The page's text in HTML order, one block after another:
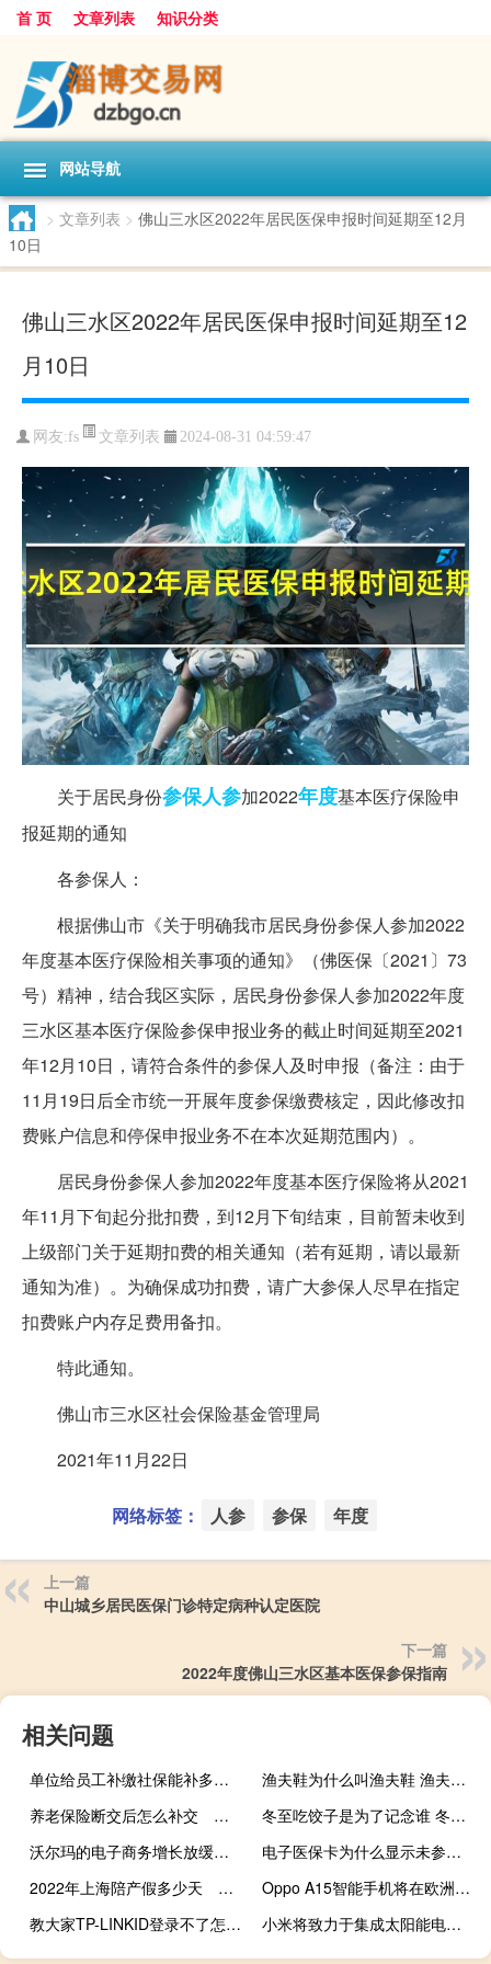
首 页 文章列表 知识分类
网站导航
> 文章列表 > 佛山三水区2022年居民医保申报时间延期至12月
10日
佛山三水区2022年居民医保申报时间延期至12
月10日
网友:fs 文章列表 2024-08-31 04:59:47
关于居民身份参保人参加2022年度基本医疗保险申
报延期的通知
各参保人：
根据佛山市《关于明确我市居民身份参保人参加2022
年度基本医疗保险相关事项的通知》（佛医保〔2021〕73
号）精神，结合我区实际，居民身份参保人参加2022年度
三水区基本医疗保险参保申报业务的截止时间延期至2021
年12月10日，请符合条件的参保人及时申报（备注：由于
11月19日后全市统一开展年度参保缴费核定，因此修改扣
费账户信息和停保申报业务不在本次延期范围内）。
居民身份参保人参加2022年度基本医疗保险将从2021
年11月下旬起分批扣费，到12月下旬结束，目前暂未收到
上级部门关于延期扣费的相关通知（若有延期，请以最新
通知为准）。为确保成功扣费，请广大参保人尽早在指定
扣费账户内存足费用备扣。
特此通知。
佛山市三水区社会保险基金管理局
2021年11月22日
网络标签： 人参 参保 年度
上一篇
中山城乡居民医保门诊特定病种认定医院
下一篇
2022年度佛山三水区基本医保参保指南
相关问题
单位给员工补缴社保能补多长时间单位给员工补缴社保需要多少钱
渔夫鞋为什么叫渔夫鞋 渔夫鞋的简介
养老保险断交后怎么补交 交多少钱
冬至吃饺子是为了记念谁 冬至吃饺子的由来简介
沃尔玛的电子商务增长放缓至8% 而亚马逊的销售额飙升至
电子医保卡为什么显示未参保 电子医保卡未参保怎么办
2022年上海陪产假多少天 上海爸爸有陪产假吗
Oppo A15智能手机将在欧洲市场推出
教大家TP-LINKID登录不了怎么办
小米将致力于集成太阳能电池板的手机